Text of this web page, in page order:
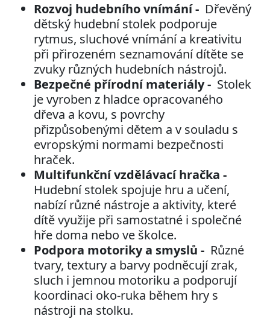
Rozvoj hudebního vnímání - Dřevěný
dětský hudební stolek podporuje
rytmus, sluchové vnímání a kreativitu
při přirozeném seznamování dítěte se
zvuky různých hudebních nástrojů.
Bezpečné přírodní materiály - Stolek
je vyroben z hladce opracovaného
dřeva a kovu, s povrchy
přizpůsobenými dětem a v souladu s
evropskými normami bezpečnosti
hraček.
Multifunkční vzdělávací hračka -
Hudební stolek spojuje hru a učení,
nabízí různé nástroje a aktivity, které
dítě využije při samostatné i společné
hře doma nebo ve školce.
Podpora motoriky a smyslů - Různé
tvary, textury a barvy podněcují zrak,
sluch i jemnou motoriku a podporují
koordinaci oko-ruka během hry s
nástroji na stolku.